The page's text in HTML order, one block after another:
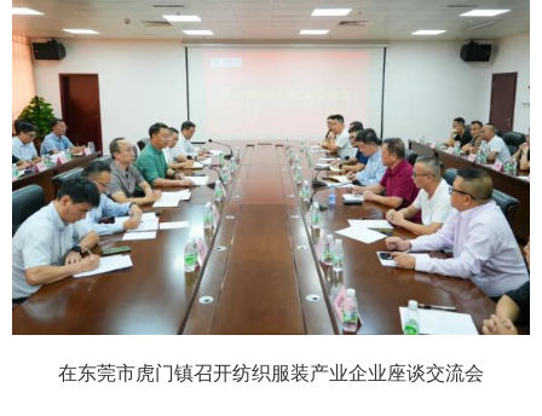
在东莞市虎门镇召开纺织服装产业企业座谈交流会